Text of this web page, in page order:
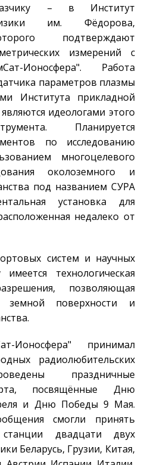
– в Институт
им. Фёдорова,
подтверждают
измерений с
Ионосфера". Работа
параметров плазмы
Института прикладной
идеологами этого
Планируется
по исследованию
многоцелевого
околоземного и
под названием СУРА
установка для
недалеко от
систем и научных
технологическая
позволяющая
земной поверхности и
Ионосфера" принимал
радиолюбительских
праздничные
посвящённые Дню
и Дню Победы 9 Мая.
смогли принять
станции двадцати двух
Беларусь, Грузии, Китая,